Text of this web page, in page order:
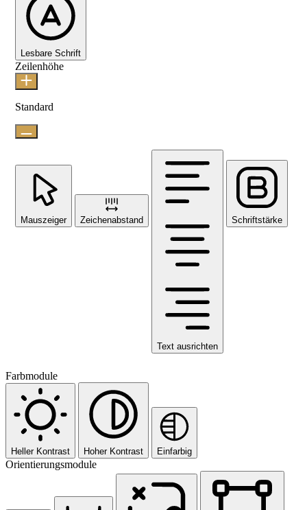
Lesbare Schrift
Zeilenhöhe
Standard
Mauszeiger Zeichenabstand
Text ausrichten
Schriftstärke
Farbmodule
Heller Kontrast Hoher Kontrast Einfarbig
Orientierungsmodule